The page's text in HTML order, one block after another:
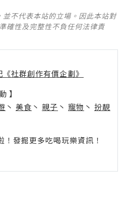
不代表本站的立場。因此本站對
確性及完整性不負任何法律責
《社群創作有價企劃》
】
丶 美食 丶 親子 丶 寵物 丶 扮靚
發掘更多吃喝玩樂資訊！